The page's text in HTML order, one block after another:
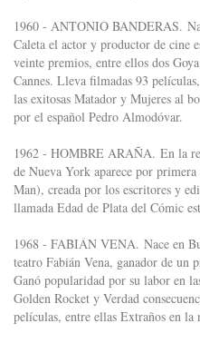
1960 - ANTONIO BANDERAS.
Caleta el actor y productor de cine
veinte premios, entre ellos dos
Cannes. Lleva filmadas 93
las exitosas Matador y Mujeres al
por el español Pedro Almodóvar.
1962 - HOMBRE ARAÑA. En la
de Nueva York aparece por
Man), creada por los escritores y
llamada Edad de Plata del Cómic
1968 - FABIÁN VENA. Nace en
teatro Fabián Vena, ganador de
Ganó popularidad por su labor en
Golden Rocket y Verdad
películas, entre ellas Extraños en